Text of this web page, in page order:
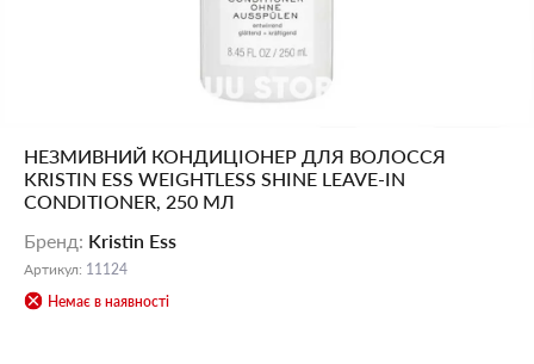
НЕЗМИВНИЙ КОНДИЦІОНЕР ДЛЯ ВОЛОССЯ
KRISTIN ESS WEIGHTLESS SHINE LEAVE-IN
CONDITIONER, 250 МЛ
Бренд: Kristin Ess
Артикул: 11124
Немає в наявності